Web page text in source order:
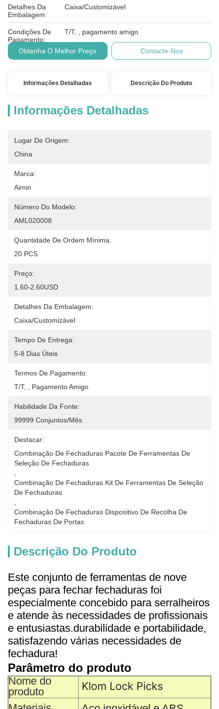
Detalhes Da
Embalagem:
Caixa/Customizável
Condições De
Pagamento:
T/T, , pagamento amigo
Obtenha O Melhor Preço Contacte-Nos
Informações Detalhadas Descrição Do Produto
Informações Detalhadas
Lugar De Origem:
China
Marca:
Aimin
Número Do Modelo:
AML020008
Quantidade De Ordem Mínima:
20 PCS
Preço:
1.60-2.60USD
Detalhes Da Embalagem:
Caixa/Customizável
Tempo De Entrega:
5-8 Dias Úteis
Termos De Pagamento:
T/T, , Pagamento Amigo
Habilidade Da Fonte:
99999 Conjuntos/mês
Destacar:
Combinação De Fechaduras Pacote De Ferramentas De
Seleção De Fechaduras
Combinação De Fechaduras Kit De Ferramentas De Seleção
De Fechaduras
Combinação De Fechaduras Dispositivo De Recolha De
Fechaduras De Portas
Descrição Do Produto
Este conjunto de ferramentas de nove
peças para fechar fechaduras foi
especialmente concebido para serralheiros
e atende às necessidades de profissionais
e entusiastas.durabilidade e portabilidade,
satisfazendo várias necessidades de
fechadura!
Parâmetro do produto
Nome do
produto
Klom Lock Picks